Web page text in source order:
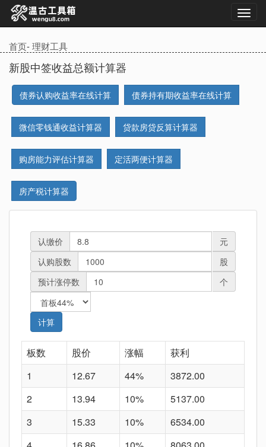
首页-理财工具
新股中签收益总额计算器
债券认购收益率在线计算 债券持有期收益率在线计算
微信零钱通收益计算器 贷款房贷反算计算器
购房能力评估计算器 定活两便计算器
房产税计算器
认缴价
元
认购股数
股
预计涨停数
个
板数 股价 涨幅
获利
1
12.67 44%
3872.00
2
13.94 10%
5137.00
3
15.33 10%
6534.00